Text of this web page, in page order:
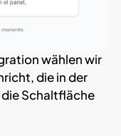
wählen wir
die in der
Schaltfläche